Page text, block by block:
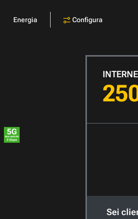
Energia Configura
Sei